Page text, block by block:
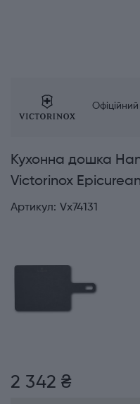
Кухонна дошка
Victorinox Epicurean
Артикул: Vx74131
2 342 ₴